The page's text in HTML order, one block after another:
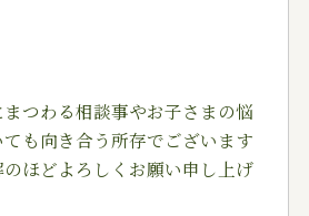
つわる相談事やお子さまの悩
も向き合う所存でございます
ほどよろしくお願い申し上げ